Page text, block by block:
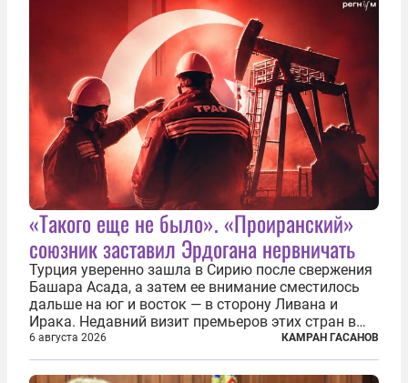
«Такого еще не было». «Проиранский»
союзник заставил Эрдогана нервничать
Турция уверенно зашла в Сирию после свержения
Башара Асада, а затем ее внимание сместилось
дальше на юг и восток — в сторону Ливана и
Ирака. Недавний визит премьеров этих стран в
Анкару, договоры об участии турецкой компании
TPAO в разработке нефти иракского Киркука и
«Дороги развития» подтверждают...
6 августа 2026 КАМРАН ГАСАНОВ